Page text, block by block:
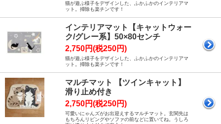
猫が遊ぶ様子をデザインした、ふかふかのインテリアマ
ット。掃除も楽チンです！
インテリアマット【キャットウォー
ク/グレー系】50×80センチ
2,750円(税250円)
猫が遊ぶ様子をデザインした、ふかふかのインテリアマ
ット。掃除も楽チンです！
マルチマット 【ツインキャット】
滑り止め付き
2,750円(税250円)
可愛いにゃんズがお出迎えするマルチマット。玄関先は
もちろんリビングやソファの前などに置いてね。うしろ